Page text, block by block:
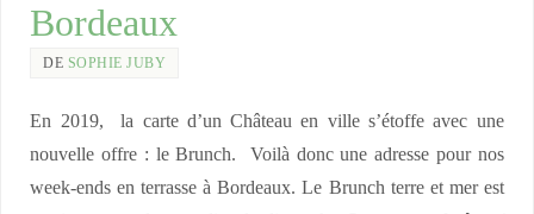
Bordeaux
DE SOPHIE JUBY
En 2019, la carte d’un Château en ville s’étoffe avec une
nouvelle offre : le Brunch. Voilà donc une adresse pour nos
week-ends en terrasse à Bordeaux. Le Brunch terre et mer est